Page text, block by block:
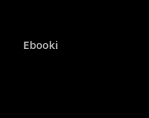
Ebooki